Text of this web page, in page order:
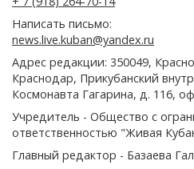
Написать письмо:
news.live.kuban@yandex.ru
Адрес редакции: 350049,
Краснодар, Прикубанский
Космонавта Гагарина, д. 116,
Учредитель - Общество с
ответственностью "Живая
Главный редактор - Базаева